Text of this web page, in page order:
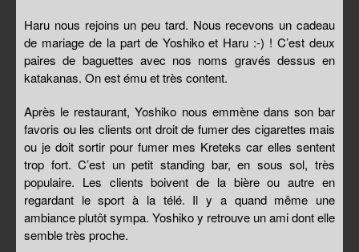
Haru nous rejoins un peu tard. Nous recevons un cadeau
de mariage de la part de Yoshiko et Haru :-) ! C’est deux
paires de baguettes avec nos noms gravés dessus en
katakanas. On est ému et très content.
Après le restaurant, Yoshiko nous emmène dans son bar
favoris ou les clients ont droit de fumer des cigarettes mais
ou je doit sortir pour fumer mes Kreteks car elles sentent
trop fort. C’est un petit standing bar, en sous sol, très
populaire. Les clients boivent de la bière ou autre en
regardant le sport à la télé. Il y a quand même une
ambiance plutôt sympa. Yoshiko y retrouve un ami dont elle
semble très proche.